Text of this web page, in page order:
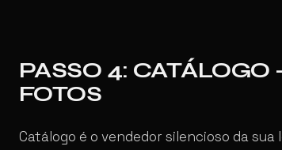
PASSO 4:
FOTOS
Catálogo é o vendedor silencioso da